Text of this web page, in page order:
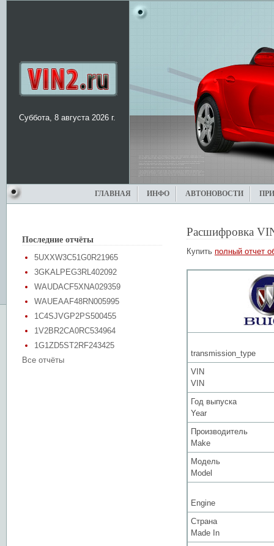
Суббота, 8 августа 2026 г.
ГЛАВНАЯ ИНФО АВТОНОВОСТИ
Последние отчёты
5UXXW3C51G0R21965
3GKALPEG3RL402092
WAUDACF5XNA029359
WAUEAAF48RN005995
1C4SJVGP2PS500455
1V2BR2CA0RC534964
1G1ZD5ST2RF243425
Все отчёты
Расшифровка
Купить полный отчет
transmission_type
VIN
VIN
Год выпуска
Year
Производитель
Make
Модель
Model
Engine
Страна
Made In